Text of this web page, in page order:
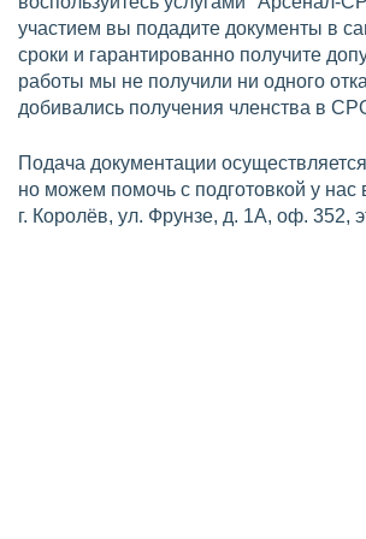
участием вы подадите документы в
сроки и гарантированно получите
работы мы не получили ни одного
добивались получения членства в
Подача документации
но можем помочь с подготовкой у нас
г. Королёв, ул. Фрунзе, д. 1А, оф. 352,